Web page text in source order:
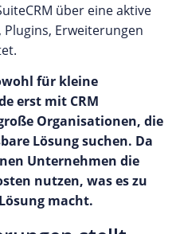
über eine aktive
Erweiterungen
für kleine
erst mit CRM
Organisationen, die
Lösung suchen. Da
Unternehmen die
nutzen, was es zu
macht.